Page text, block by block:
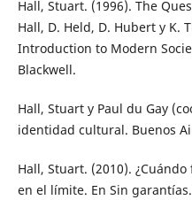
Hall, Stuart. (1996). The
Hall, D. Held, D. Hubert y K.
Introduction to Modern
Blackwell.
Hall, Stuart y Paul du Gay
identidad cultural. Buenos
Hall, Stuart. (2010). ¿Cuándo
en el límite. En Sin